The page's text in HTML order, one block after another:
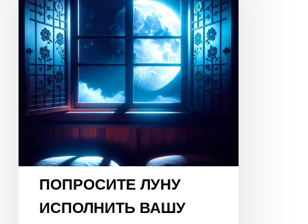
ВАШУ
МЕЧТУ!
19
января
2026
года,
ПОПРОСИТЕ ЛУНУ
ИСПОЛНИТЬ ВАШУ